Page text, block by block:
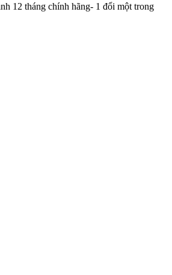
12 tháng chính hãng- 1 đổi một trong